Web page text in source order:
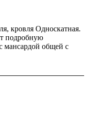
кровля Односкатная.
подробную
мансардой общей c